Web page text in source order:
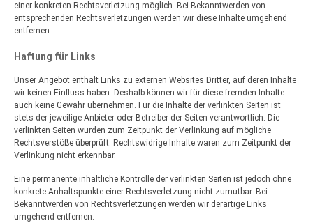
einer konkreten Rechtsverletzung möglich. Bei Bekanntwerden von
entsprechenden Rechtsverletzungen werden wir diese Inhalte umgehend
entfernen.
Haftung für Links
Unser Angebot enthält Links zu externen Websites Dritter, auf deren Inhalte
wir keinen Einfluss haben. Deshalb können wir für diese fremden Inhalte
auch keine Gewähr übernehmen. Für die Inhalte der verlinkten Seiten ist
stets der jeweilige Anbieter oder Betreiber der Seiten verantwortlich. Die
verlinkten Seiten wurden zum Zeitpunkt der Verlinkung auf mögliche
Rechtsverstöße überprüft. Rechtswidrige Inhalte waren zum Zeitpunkt der
Verlinkung nicht erkennbar.
Eine permanente inhaltliche Kontrolle der verlinkten Seiten ist jedoch ohne
konkrete Anhaltspunkte einer Rechtsverletzung nicht zumutbar. Bei
Bekanntwerden von Rechtsverletzungen werden wir derartige Links
umgehend entfernen.